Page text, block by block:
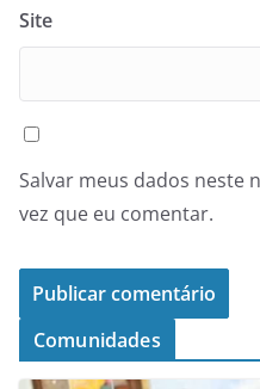
Site
Salvar meus dados neste
vez que eu comentar.
Comunidades